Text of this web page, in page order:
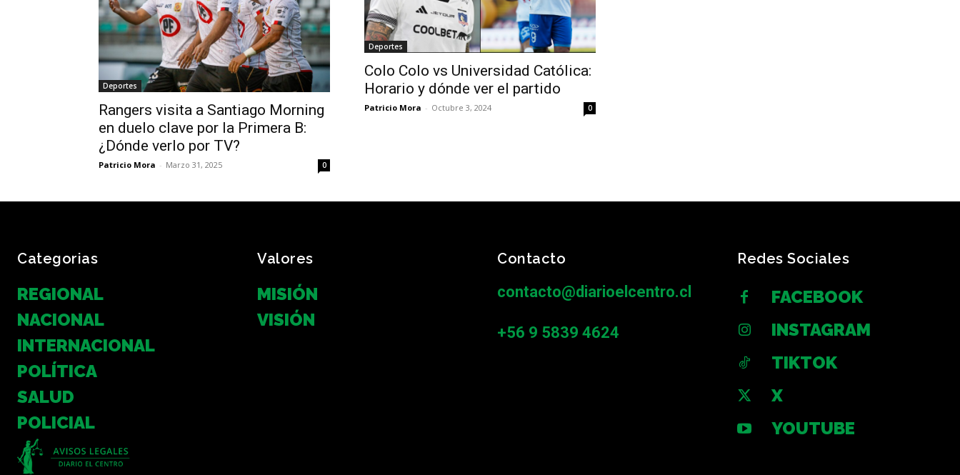
Deportes
Rangers visita a Santiago Morning
en duelo clave por la Primera B:
¿Dónde verlo por TV?
Patricio Mora - Marzo 31, 2025 0
Deportes
Colo Colo vs Universidad Católica:
Horario y dónde ver el partido
Patricio Mora - Octubre 3, 2024 0
Categorias
REGIONAL
NACIONAL
INTERNACIONAL
POLÍTICA
SALUD
POLICIAL
Valores
MISIÓN
VISIÓN
Contacto
contacto@diarioelcentro.cl
+56 9 5839 4624
Redes Sociales
FACEBOOK
INSTAGRAM
TIKTOK
X
YOUTUBE